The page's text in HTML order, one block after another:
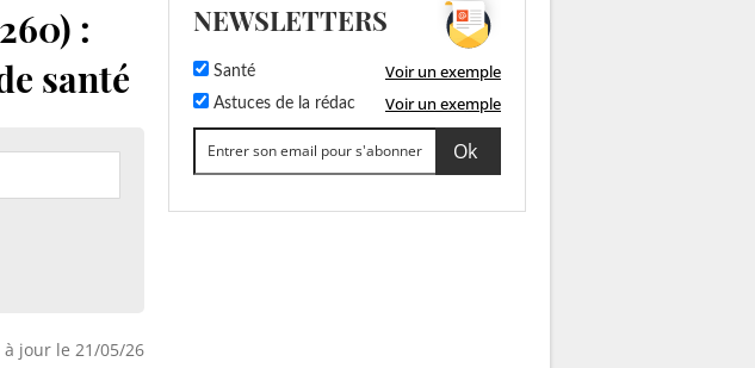
:
santé
à jour le 21/05/26
NEWSLETTERS
Santé Voir un exemple
Astuces de la rédac Voir un exemple